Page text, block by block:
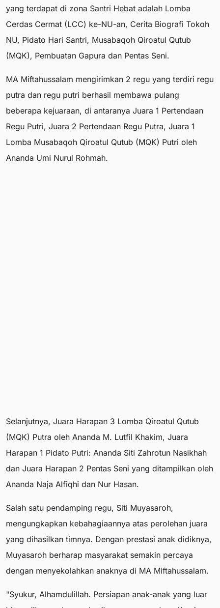
yang terdapat di zona Santri Hebat adalah Lomba
Cerdas Cermat (LCC) ke-NU-an, Cerita Biografi Tokoh
NU, Pidato Hari Santri, Musabaqoh Qiroatul Qutub
(MQK), Pembuatan Gapura dan Pentas Seni.
MA Miftahussalam mengirimkan 2 regu yang terdiri regu
putra dan regu putri berhasil membawa pulang
beberapa kejuaraan, di antaranya Juara 1 Pertendaan
Regu Putri, Juara 2 Pertendaan Regu Putra, Juara 1
Lomba Musabaqoh Qiroatul Qutub (MQK) Putri oleh
Ananda Umi Nurul Rohmah.
Selanjutnya, Juara Harapan 3 Lomba Qiroatul Qutub
(MQK) Putra oleh Ananda M. Lutfil Khakim, Juara
Harapan 1 Pidato Putri: Ananda Siti Zahrotun Nasikhah
dan Juara Harapan 2 Pentas Seni yang ditampilkan oleh
Ananda Naja Alfiqhi dan Nur Hasan.
Salah satu pendamping regu, Siti Muyasaroh,
mengungkapkan kebahagiaannya atas perolehan juara
yang dihasilkan timnya. Dengan prestasi anak didiknya,
Muyasaroh berharap masyarakat semakin percaya
dengan menyekolahkan anaknya di MA Miftahussalam.
"Syukur, Alhamdulillah. Persiapan anak-anak yang luar